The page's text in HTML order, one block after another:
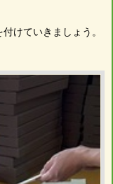
けていきましょう。